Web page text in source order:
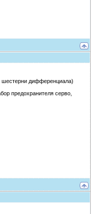
шестерни дифференциала)
предохранителя серво,